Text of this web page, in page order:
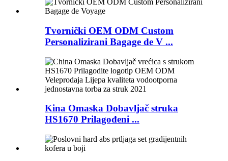
Tvornički OEM ODM Custom
Personalizirani Bagage de V ...
Kina Omaska ​​Dobavljač struka
HS1670 Prilagođeni ...